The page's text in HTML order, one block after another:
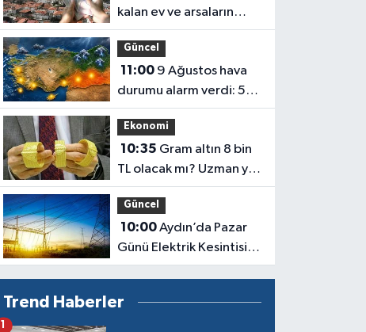
kalan ev ve arsaların
satışında yeni dönem
Güncel
11:009 Ağustos hava
durumu alarm verdi: 5
ilde kuvvetli yağış
Ekonomi
10:35
TL olacak mı? Uzman yıl
sonu için rakam verdi
Güncel
10:00Aydın’da Pazar
Günü Elektrik Kesintisi: 5
İlçe Etkilenecek
Trend Haberler
1